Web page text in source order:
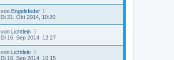
von Engelsfeder
Di 21. Okt 2014, 10:20
von Lichtlein
Di 16. Sep 2014, 12:27
von Lichtlein
Di 16. Sep 2014, 10:15